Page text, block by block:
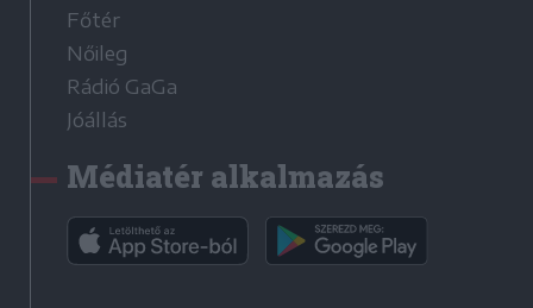
Főtér
Nőileg
Rádió GaGa
Jóállás
Médiatér alkalmazás